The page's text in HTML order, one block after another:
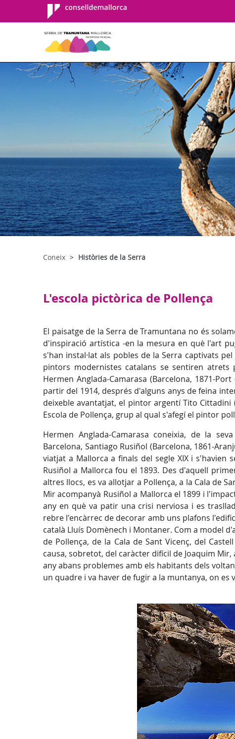
Consell de
Mallorca
Coneix Històries de la Serra
L'escola pictòrica de Pollença
El paisatge de la Serra de Tramuntana no és
d'inspiració artística -en la mesura en què l'art
s'han instal·lat als pobles de la Serra captivats
pintors modernistes catalans se sentiren
Hermen Anglada-Camarasa (Barcelona, 1871-
partir del 1914, després d'alguns anys de feina
deixeble avantatjat, el pintor argentí Tito Cittadini
Escola de Pollença, grup al qual s'afegí el pintor
Hermen Anglada-Camarasa coneixia, de la
Barcelona, Santiago Rusiñol (Barcelona, 1861-
viatjat a Mallorca a finals del segle XIX i
Rusiñol a Mallorca fou el 1893. Des d'aquell
altres llocs, es va allotjar a Pollença, a la Cala de
Mir acompanyà Rusiñol a Mallorca el 1899 i
any en què va patir una crisi nerviosa i es
rebre l'encàrrec de decorar amb uns plafons
català Lluís Domènech i Montaner. Com a model
de Pollença, de la Cala de Sant Vicenç, del
causa, sobretot, del caràcter difícil de Joaquim
any abans problemes amb els habitants dels
un quadre i va haver de fugir a la muntanya, on es